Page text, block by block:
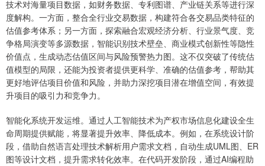
技术对海量项目数据，如财务数据、专利图谱、产业链关系等进行深
度解构。一方面，整合全行业交易数据，构建符合各交易品类特征的
估值参考体系；另一方面，探索融合宏观经济分析、行业景气度、竞
争格局演变等多源数据，智能识别技术壁垒、商业模式创新性等隐性
价值点，生成动态估值区间与风险预警热力图。这不仅突破了传统估
值模型的局限，还能为投资者提供更科学、准确的估值参考，帮助其
更好地评估项目价值和风险，并助力深挖项目潜在增值空间，有效提
升项目的吸引力和竞争力。
智能化系统开发运维。通过人工智能技术为产权市场信息化建设全生
命周期提供赋能，将显著提升效率、降低成本。例如，在系统设计阶
段，借助自然语言处理技术解析用户需求文档，自动生成UML图、ER
图等设计文档，提升需求转化效率。在代码开发阶段，通过AI编程助